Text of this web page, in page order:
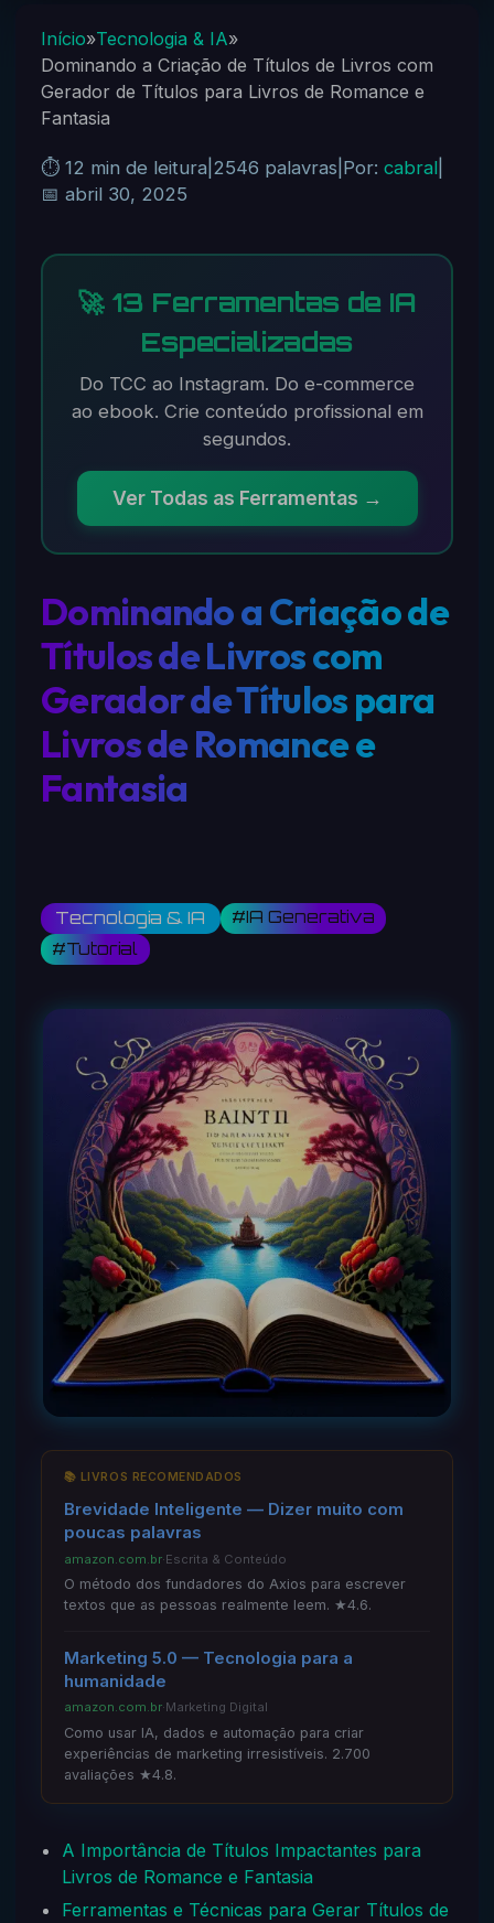
Início»Tecnologia & IA»
Dominando a Criação de Títulos de Livros com
Gerador de Títulos para Livros de Romance e
Fantasia
⏱️ 12 min de leitura 2546 palavras Por: cabral|
📅 abril 30, 2025
🚀 13 Ferramentas de IA
Especializadas
Do TCC ao Instagram. Do e-commerce
ao ebook. Crie conteúdo profissional em
segundos.
Ver Todas as Ferramentas →
Dominando a Criação de
Títulos de Livros com
Gerador de Títulos para
Livros de Romance e
Fantasia
Tecnologia & IA
#IA Generativa
#Tutorial
📚 LIVROS RECOMENDADOS
Brevidade Inteligente — Dizer muito com
poucas palavras
amazon.com.br·Escrita & Conteúdo
O método dos fundadores do Axios para escrever
textos que as pessoas realmente leem. ★4.6.
Marketing 5.0 — Tecnologia para a
humanidade
amazon.com.br·Marketing Digital
Como usar IA, dados e automação para criar
experiências de marketing irresistíveis. 2.700
avaliações ★4.8.
A Importância de Títulos Impactantes para
Livros de Romance e Fantasia
Ferramentas e Técnicas para Gerar Títulos de